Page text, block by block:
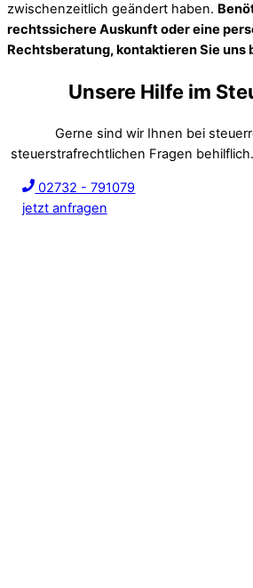
zwischenzeitlich geändert haben.
rechtssichere Auskunft oder eine
Rechtsberatung, kontaktieren Sie uns
Unsere Hilfe im
Gerne sind wir Ihnen bei
steuerstrafrechtlichen Fragen
02732 - 791079
jetzt anfragen